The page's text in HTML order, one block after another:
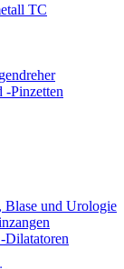
TC
-Pinzetten
Blase und Urologie
Dilatatoren